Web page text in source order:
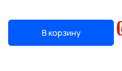
В корзину